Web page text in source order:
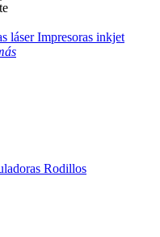
láserImpresoras inkjet
Rodillos